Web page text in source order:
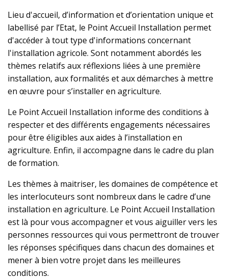
Lieu d'accueil, d’information et d’orientation unique et
labellisé par l’Etat, le Point Accueil Installation permet
d'accéder à tout type d'informations concernant
l'installation agricole. Sont notamment abordés les
thèmes relatifs aux réflexions liées à une première
installation, aux formalités et aux démarches à mettre
en œuvre pour s’installer en agriculture.
Le Point Accueil Installation informe des conditions à
respecter et des différents engagements nécessaires
pour être éligibles aux aides à l’installation en
agriculture. Enfin, il accompagne dans le cadre du plan
de formation.
Les thèmes à maitriser, les domaines de compétence et
les interlocuteurs sont nombreux dans le cadre d’une
installation en agriculture. Le Point Accueil Installation
est là pour vous accompagner et vous aiguiller vers les
personnes ressources qui vous permettront de trouver
les réponses spécifiques dans chacun des domaines et
mener à bien votre projet dans les meilleures
conditions.